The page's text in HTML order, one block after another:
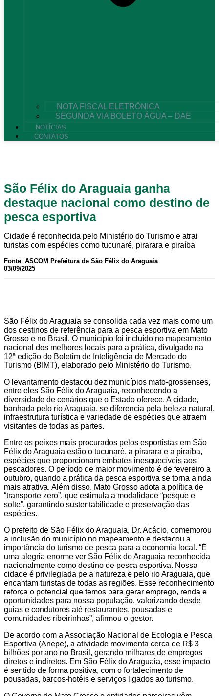
NOTA FISCAL ELETRÔNICA
SEGUNDA VIA BOLETO ÁGUA – DAE
NOTÍCIAS
CONTATOS
São Félix do Araguaia ganha
destaque nacional como destino de
pesca esportiva
Cidade é reconhecida pelo Ministério do Turismo e atrai
turistas com espécies como tucunaré, pirarara e piraíba
Fonte: ASCOM Prefeitura de São Félix do Araguaia
03/09/2025
São Félix do Araguaia se consolida cada vez mais como um
dos destinos de referência para a pesca esportiva em Mato
Grosso e no Brasil. O município foi incluído no mapeamento
nacional dos melhores locais para a prática, divulgado na
12ª edição do Boletim de Inteligência de Mercado do
Turismo (BIMT), elaborado pelo Ministério do Turismo.
O levantamento destacou dez municípios mato-grossenses,
entre eles São Félix do Araguaia, reconhecendo a
diversidade de cenários que o Estado oferece. A cidade,
banhada pelo rio Araguaia, se diferencia pela beleza natural,
infraestrutura turística e variedade de espécies que atraem
visitantes de todas as partes.
Entre os peixes mais procurados pelos esportistas em São
Félix do Araguaia estão o tucunaré, a pirarara e a piraíba,
espécies que proporcionam embates inesquecíveis aos
pescadores. O período de maior movimento é de fevereiro a
outubro, quando a prática da pesca esportiva se torna ainda
mais atrativa. Além disso, Mato Grosso adota a política de
“transporte zero”, que estimula a modalidade “pesque e
solte”, garantindo sustentabilidade e preservação das
espécies.
O prefeito de São Félix do Araguaia, Dr. Acácio, comemorou
a inclusão do município no mapeamento e destacou a
importância do turismo de pesca para a economia local. “É
uma alegria enorme ver São Félix do Araguaia reconhecida
nacionalmente como destino de pesca esportiva. Nossa
cidade é privilegiada pela natureza e pelo rio Araguaia, que
encantam turistas de todas as regiões. Esse reconhecimento
reforça o potencial que temos para gerar emprego, renda e
oportunidades para nossa população, valorizando desde
guias e condutores até restaurantes, pousadas e
comunidades ribeirinhas”, afirmou o gestor.
De acordo com a Associação Nacional de Ecologia e Pesca
Esportiva (Anepe), a atividade movimenta cerca de R$ 3
bilhões por ano no Brasil, gerando milhares de empregos
diretos e indiretos. Em São Félix do Araguaia, esse impacto
é sentido de forma positiva, com o fortalecimento de
pousadas, barcos-hotéis e serviços ligados ao turismo.